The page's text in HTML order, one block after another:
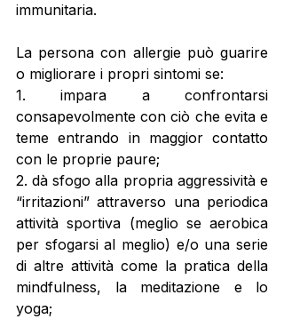
immunitaria.
La persona con allergie può guarire
o migliorare i propri sintomi se:
1. impara a confrontarsi
consapevolmente con ciò che evita e
teme entrando in maggior contatto
con le proprie paure;
2. dà sfogo alla propria aggressività e
“irritazioni” attraverso una periodica
attività sportiva (meglio se aerobica
per sfogarsi al meglio) e/o una serie
di altre attività come la pratica della
mindfulness, la meditazione e lo
yoga;